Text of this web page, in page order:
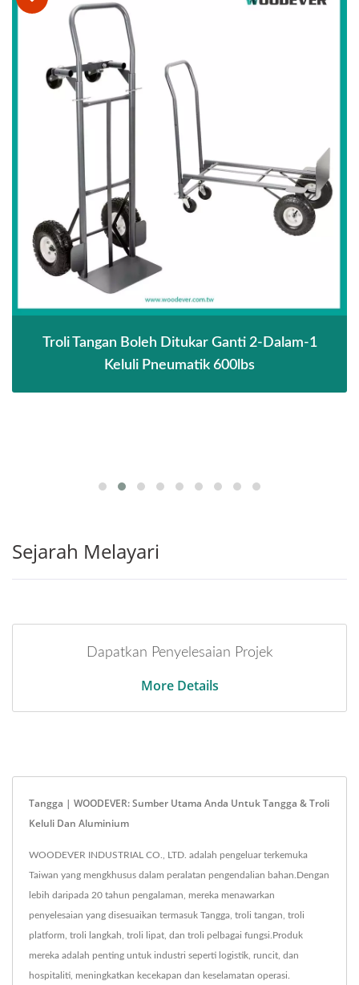
Troli Tangan Boleh Ditukar Ganti 2-Dalam-1
Keluli Pneumatik 600lbs
Sejarah Melayari
Dapatkan Penyelesaian Projek
More Details
Tangga | WOODEVER: Sumber Utama Anda Untuk Tangga & Troli
Keluli Dan Aluminium
WOODEVER INDUSTRIAL CO., LTD. adalah pengeluar terkemuka
Taiwan yang mengkhusus dalam peralatan pengendalian bahan.Dengan
lebih daripada 20 tahun pengalaman, mereka menawarkan
penyelesaian yang disesuaikan termasuk Tangga, troli tangan, troli
platform, troli langkah, troli lipat, dan troli pelbagai fungsi.Produk
mereka adalah penting untuk industri seperti logistik, runcit, dan
hospitaliti, meningkatkan kecekapan dan keselamatan operasi.